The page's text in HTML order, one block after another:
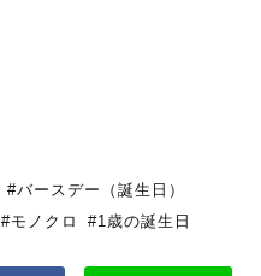
#バースデー（誕生日）
#モノクロ #1歳の誕生日